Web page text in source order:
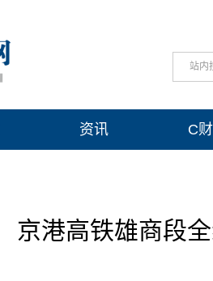
站内
资讯 C
京港高铁雄商段